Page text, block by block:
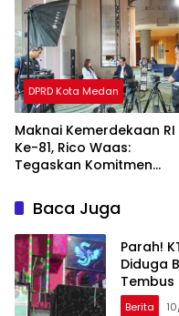
DPRD Kota Medan
Maknai Kemerdekaan RI
Ke-81, Rico Waas:
Tegaskan Komitmen
Baca Juga
Parah!
Diduga
Tembus
Berita